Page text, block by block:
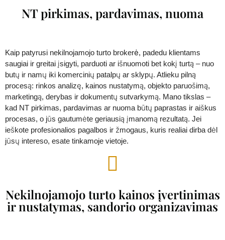
NT pirkimas, pardavimas, nuoma
Kaip patyrusi nekilnojamojo turto brokerė, padedu klientams
saugiai ir greitai įsigyti, parduoti ar išnuomoti bet kokį turtą – nuo
butų ir namų iki komercinių patalpų ar sklypų. Atlieku pilną
procesą: rinkos analizę, kainos nustatymą, objekto paruošimą,
marketingą, derybas ir dokumentų sutvarkymą. Mano tikslas –
kad NT pirkimas, pardavimas ar nuoma būtų paprastas ir aiškus
procesas, o jūs gautumėte geriausią įmanomą rezultatą. Jei
ieškote profesionalios pagalbos ir žmogaus, kuris realiai dirba dėl
jūsų intereso, esate tinkamoje vietoje.
Nekilnojamojo turto kainos įvertinimas
ir nustatymas, sandorio organizavimas